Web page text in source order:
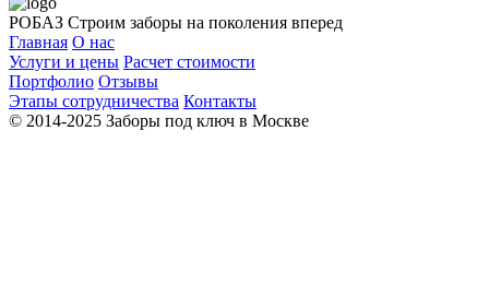
РОБАЗ Строим заборы на поколения вперед
Главная О нас
Услуги и цены Расчет стоимости
Портфолио Отзывы
Этапы сотрудничества Контакты
© 2014-2025 Заборы под ключ в Москве